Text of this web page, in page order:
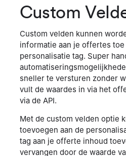
Custom
Custom velden kunnen
informatie aan je offertes
personalisatie tag. Super
sneller te versturen zonder
vult de waardes in via het
via de API.
Met de custom velden optie
toevoegen aan de
tag aan je offerte inhoud
vervangen door de waarde